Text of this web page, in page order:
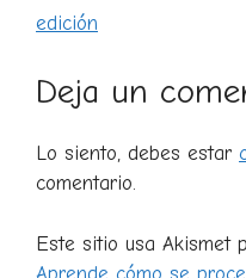
edición
Deja un
Lo siento, debes estar
comentario.
Este sitio usa Akismet
Aprende cómo se